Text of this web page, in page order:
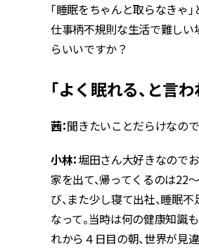
「睡眠をちゃんと取らなきゃ
仕事柄不規則な生活で難しい
らいいですか？
「よく眠れる、と言
茜：聞きたいことだらけなの
小林：堀田さん大好きなので
家を出て、帰ってくるのは22
び、また少し寝て出社、睡眠
なって。当時は何の健康知識
れから４日目の朝、世界が見